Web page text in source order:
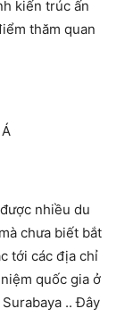
kiến trúc ấn
thăm quan
nhiều du
chưa biết bắt
tới các địa chỉ
quốc gia ở
.. Đây